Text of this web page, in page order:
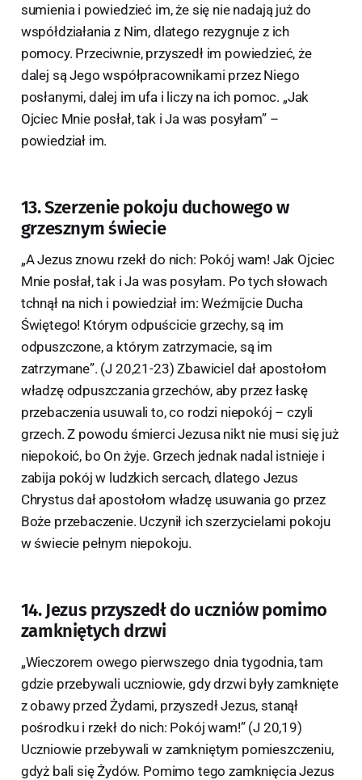
sumienia i powiedzieć im, że się nie nadają już do
współdziałania z Nim, dlatego rezygnuje z ich
pomocy. Przeciwnie, przyszedł im powiedzieć, że
dalej są Jego współpracownikami przez Niego
posłanymi, dalej im ufa i liczy na ich pomoc. „Jak
Ojciec Mnie posłał, tak i Ja was posyłam” –
powiedział im.
13. Szerzenie pokoju duchowego w
grzesznym świecie
„A Jezus znowu rzekł do nich: Pokój wam! Jak Ojciec
Mnie posłał, tak i Ja was posyłam. Po tych słowach
tchnął na nich i powiedział im: Weźmijcie Ducha
Świętego! Którym odpuścicie grzechy, są im
odpuszczone, a którym zatrzymacie, są im
zatrzymane”. (J 20,21-23) Zbawiciel dał apostołom
władzę odpuszczania grzechów, aby przez łaskę
przebaczenia usuwali to, co rodzi niepokój – czyli
grzech. Z powodu śmierci Jezusa nikt nie musi się już
niepokoić, bo On żyje. Grzech jednak nadal istnieje i
zabija pokój w ludzkich sercach, dlatego Jezus
Chrystus dał apostołom władzę usuwania go przez
Boże przebaczenie. Uczynił ich szerzycielami pokoju
w świecie pełnym niepokoju.
14. Jezus przyszedł do uczniów pomimo
zamkniętych drzwi
„Wieczorem owego pierwszego dnia tygodnia, tam
gdzie przebywali uczniowie, gdy drzwi były zamknięte
z obawy przed Żydami, przyszedł Jezus, stanął
pośrodku i rzekł do nich: Pokój wam!” (J 20,19)
Uczniowie przebywali w zamkniętym pomieszczeniu,
gdyż bali się Żydów. Pomimo tego zamknięcia Jezus